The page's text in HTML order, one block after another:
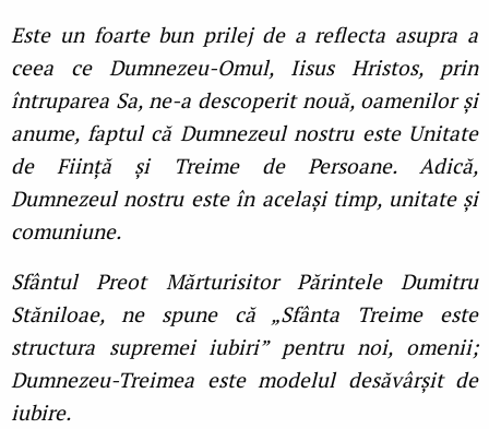
Este un foarte bun prilej de a reflecta asupra a
ceea ce Dumnezeu-Omul, Iisus Hristos, prin
întruparea Sa, ne-a descoperit nouă, oamenilor și
anume, faptul că Dumnezeul nostru este Unitate
de Ființă și Treime de Persoane. Adică,
Dumnezeul nostru este în același timp, unitate și
comuniune.
Sfântul Preot Mărturisitor Părintele Dumitru
Stăniloae, ne spune că „Sfânta Treime este
structura supremei iubiri” pentru noi, omenii;
Dumnezeu-Treimea este modelul desăvârșit de
iubire.